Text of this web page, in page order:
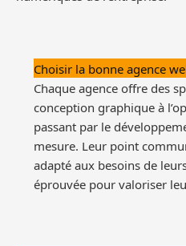
Choisir la bonne agence
Chaque agence offre des
conception graphique à
passant par le
mesure. Leur point
adapté aux besoins de
éprouvée pour valoriser